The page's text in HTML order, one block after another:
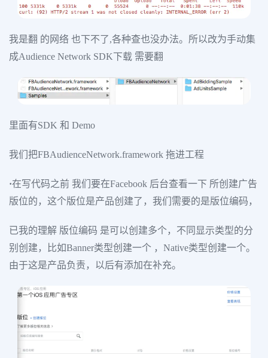
我是翻 的网络 也下不了,各种查也没办法。所以改为手动集
成Audience Network SDK下载 需要翻
里面有SDK 和 Demo
我们把FBAudienceNetwork.framework 拖进工程
·在写代码之前 我们要在Facebook 后台查看一下 所创建广告
版位的，这个版位是产品创建了，我们需要的是版位编码，
已我的理解 版位编码 是可以创建多个，不同显示类型的分
别创建，比如Banner类型创建一个 ，Native类型创建一个。
由于这是产品负责，以后有添加在补充。